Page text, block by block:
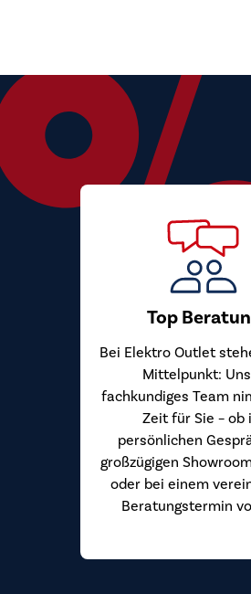
Top
Bei Elektro Outlet
Mittelpunkt:
fachkundiges Team
Zeit für Sie – ob
persönlichen
großzügigen
oder bei einem
Beratungstermin